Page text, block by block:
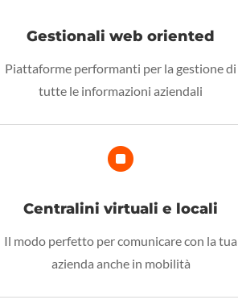
Gestionali web oriented
Piattaforme performanti per la gestione di
tutte le informazioni aziendali

Centralini virtuali e locali
Il modo perfetto per comunicare con la tua
azienda anche in mobilità